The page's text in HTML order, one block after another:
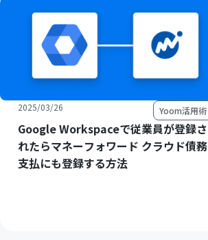
2025/03/26 Yoom活用術
Google Workspaceで従業員が登録さ
れたらマネーフォワード クラウド債務
支払にも登録する方法